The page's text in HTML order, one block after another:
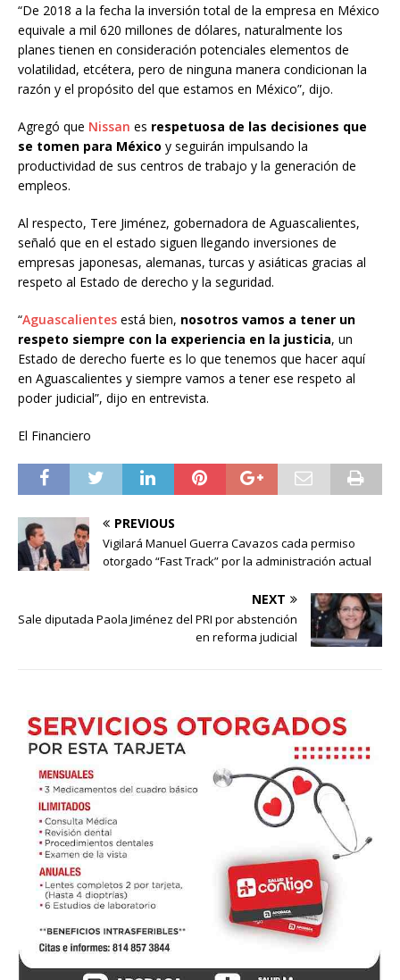
“De 2018 a la fecha la inversión total de la empresa en México
equivale a mil 620 millones de dólares, naturalmente los
planes tienen en consideración potenciales elementos de
volatilidad, etcétera, pero de ninguna manera condicionan la
razón y el propósito del que estamos en México”, dijo.
Agregó que Nissan es respetuosa de las decisiones que
se tomen para México y seguirán impulsando la
productividad de sus centros de trabajo y la generación de
empleos.
Al respecto, Tere Jiménez, gobernadora de Aguascalientes,
señaló que en el estado siguen llegando inversiones de
empresas japonesas, alemanas, turcas y asiáticas gracias al
respeto al Estado de derecho y la seguridad.
“Aguascalientes está bien, nosotros vamos a tener un
respeto siempre con la experiencia en la justicia, un
Estado de derecho fuerte es lo que tenemos que hacer aquí
en Aguascalientes y siempre vamos a tener ese respeto al
poder judicial”, dijo en entrevista.
El Financiero
PREVIOUS
Vigilará Manuel Guerra Cavazos cada permiso
otorgado “Fast Track” por la administración actual
NEXT
Sale diputada Paola Jiménez del PRI por abstención
en reforma judicial